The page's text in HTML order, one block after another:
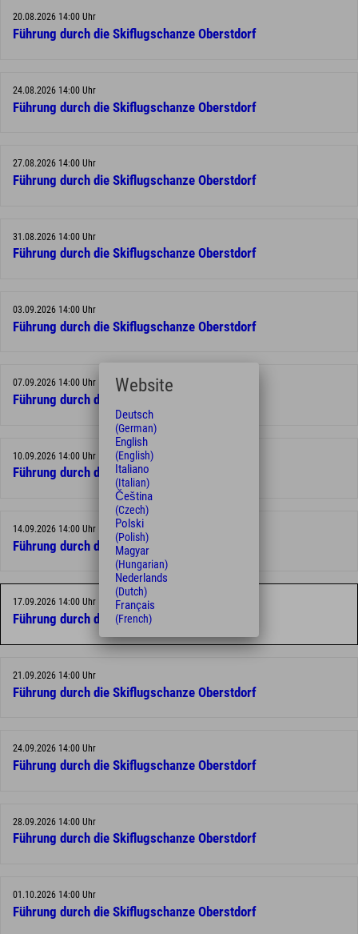
20.08.2026 14:00 Uhr
Führung durch die Skiflugschanze Oberstdorf
24.08.2026 14:00 Uhr
Führung durch die Skiflugschanze Oberstdorf
27.08.2026 14:00 Uhr
Führung durch die Skiflugschanze Oberstdorf
31.08.2026 14:00 Uhr
Führung durch die Skiflugschanze Oberstdorf
03.09.2026 14:00 Uhr
Führung durch die Skiflugschanze Oberstdorf
07.09.2026 14:00 Uhr
Führung durch die Skiflugschanze Oberstdorf
10.09.2026 14:00 Uhr
Führung durch die Skiflugschanze Oberstdorf
14.09.2026 14:00 Uhr
Führung durch die Skiflugschanze Oberstdorf
17.09.2026 14:00 Uhr
Führung durch die Skiflugschanze Oberstdorf
21.09.2026 14:00 Uhr
Führung durch die Skiflugschanze Oberstdorf
24.09.2026 14:00 Uhr
Führung durch die Skiflugschanze Oberstdorf
28.09.2026 14:00 Uhr
Führung durch die Skiflugschanze Oberstdorf
01.10.2026 14:00 Uhr
Führung durch die Skiflugschanze Oberstdorf
Website
Deutsch
(German)
English
(English)
Italiano
(Italian)
Čeština
(Czech)
Polski
(Polish)
Magyar
(Hungarian)
Nederlands
(Dutch)
Français
(French)